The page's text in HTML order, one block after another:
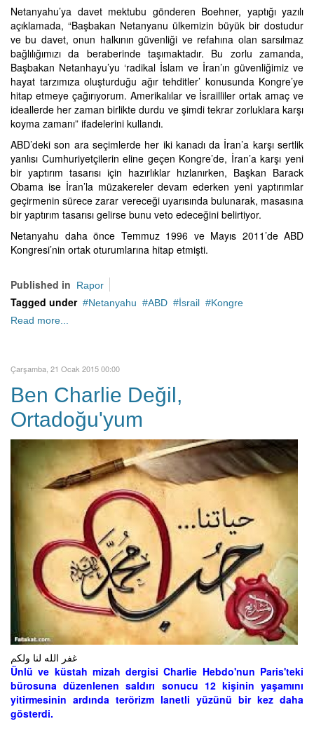
Netanyahu’ya davet mektubu gönderen Boehner, yaptığı yazılı
açıklamada, “Başbakan Netanyanu ülkemizin büyük bir dostudur
ve bu davet, onun halkının güvenliği ve refahına olan sarsılmaz
bağlılığımızı da beraberinde taşımaktadır. Bu zorlu zamanda,
Başbakan Netanhayu’yu ‘radikal İslam ve İran’ın güvenliğimiz ve
hayat tarzımıza oluşturduğu ağır tehditler’ konusunda Kongre’ye
hitap etmeye çağırıyorum. Amerikalılar ve İsrailliler ortak amaç ve
ideallerde her zaman birlikte durdu ve şimdi tekrar zorluklara karşı
koyma zamanı” ifadelerini kullandı.
ABD’deki son ara seçimlerde her iki kanadı da İran’a karşı sertlik
yanlısı Cumhuriyetçilerin eline geçen Kongre’de, İran’a karşı yeni
bir yaptırım tasarısı için hazırlıklar hızlanırken, Başkan Barack
Obama ise İran’la müzakereler devam ederken yeni yaptırımlar
geçirmenin sürece zarar vereceği uyarısında bulunarak, masasına
bir yaptırım tasarısı gelirse bunu veto edeceğini belirtiyor.
Netanyahu daha önce Temmuz 1996 ve Mayıs 2011’de ABD
Kongresi’nin ortak oturumlarına hitap etmişti.
Published in Rapor
Tagged under Netanyahu ABD İsrail
Kongre
Read more...
Çarşamba, 21 Ocak 2015 00:00
Ben Charlie Değil,
Ortadoğu'yum
غفر الله لنا ولكم
Ünlü ve küstah mizah dergisi Charlie Hebdo'nun Paris'teki
bürosuna düzenlenen saldırı sonucu 12 kişinin yaşamını
yitirmesinin ardında terörizm lanetli yüzünü bir kez daha
gösterdi.